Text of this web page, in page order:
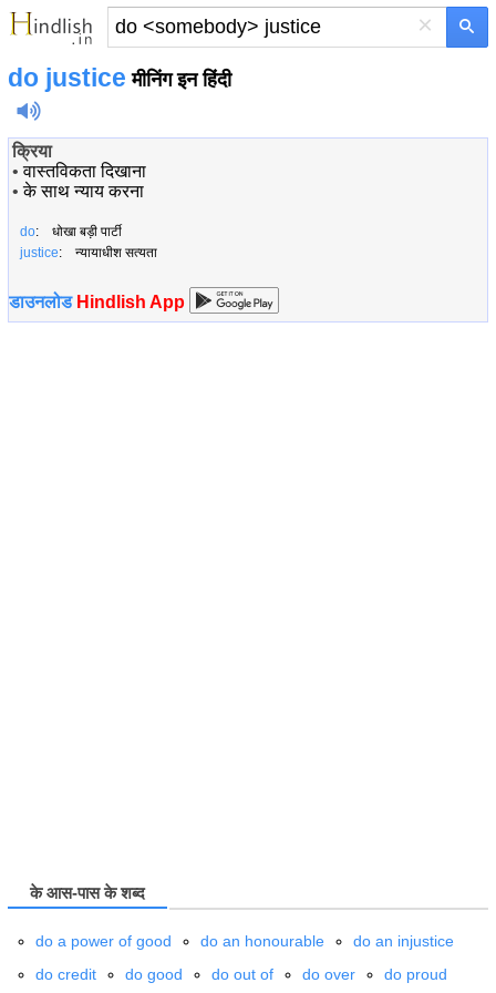
×
do justice मीनिंग इन हिंदी
क्रिया
•वास्तविकता दिखाना
•के साथ न्याय करना
do: धोखा बड़ी पार्टी
justice: न्यायाधीश सत्यता
डाउनलोड Hindlish App
के आस-पास के शब्द
do a power of good do an honourable do an injustice
do credit do good do out of do over do proud